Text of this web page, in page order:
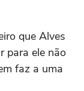
que Alves
para ele não
faz a uma